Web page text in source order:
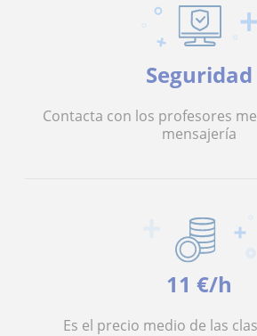
Seguridad
Contacta con los profesores
mensajería
11 €/h
Es el precio medio de las